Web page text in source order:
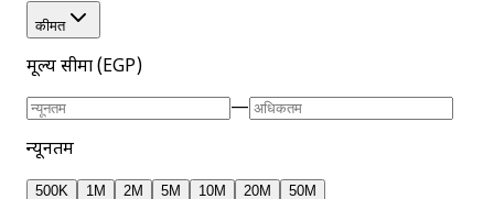
कीमत
मूल्य सीमा (EGP)
—
न्यूनतम
500K 1M 2M 5M 10M 20M 50M